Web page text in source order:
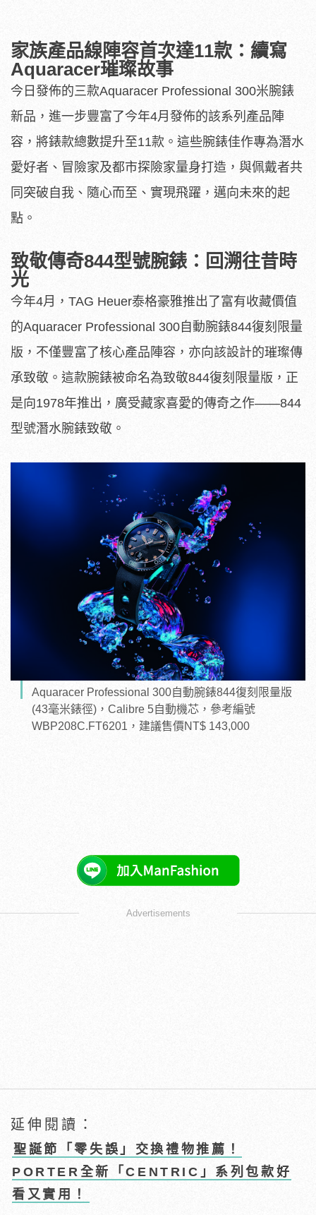
家族產品線陣容首次達11款：續寫
Aquaracer璀璨故事
今日發佈的三款Aquaracer Professional 300米腕錶
新品，進一步豐富了今年4月發佈的該系列產品陣
容，將錶款總數提升至11款。這些腕錶佳作專為潛水
愛好者、冒險家及都市探險家量身打造，與佩戴者共
同突破自我、隨心而至、實現飛躍，邁向未來的起
點。
致敬傳奇844型號腕錶：回溯往昔時
光
今年4月，TAG Heuer泰格豪雅推出了富有收藏價值
的Aquaracer Professional 300自動腕錶844復刻限量
版，不僅豐富了核心產品陣容，亦向該設計的璀璨傳
承致敬。這款腕錶被命名為致敬844復刻限量版，正
是向1978年推出，廣受藏家喜愛的傳奇之作——844
型號潛水腕錶致敬。
Aquaracer Professional 300自動腕錶844復刻限量版
(43毫米錶徑)，Calibre 5自動機芯，參考編號
WBP208C.FT6201，建議售價NT$ 143,000
Advertisements
延伸閱讀：
聖誕節「零失誤」交換禮物推薦！
PORTER全新「CENTRIC」系列包款好
看又實用！